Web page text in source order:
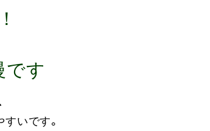
です
いです。